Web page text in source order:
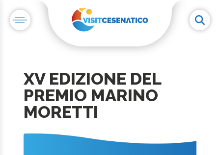
XV EDIZIONE DEL
PREMIO MARINO
MORETTI